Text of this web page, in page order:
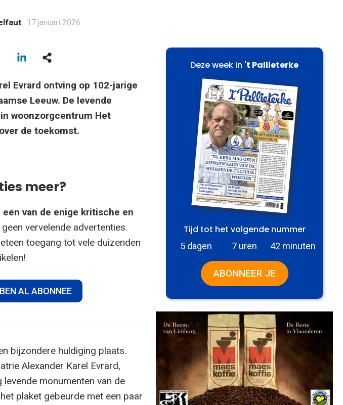
17 januari 2026
Evrard ontving op 102-jarige
Leeuw. De levende
woonzorgcentrum Het
de toekomst.
meer?
een van de enige kritische en
vervelende advertenties.
toegang tot vele duizenden
AL ABONNEE
bijzondere huldiging plaats.
Alexander Karel Evrard,
monumenten van de
plaket gebeurde met een paar
Deze week in 't Pallieterke
Tijd tot het volgende nummer
5 dagen 7 uren 42 minuten
ABONNEER JE